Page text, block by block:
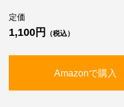
定価
1,100円 （税込）
Amazonで購入